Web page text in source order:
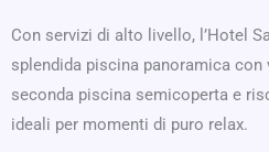
Con servizi di alto livello, l’Hotel
splendida piscina panoramica con
seconda piscina semicoperta e
ideali per momenti di puro relax.